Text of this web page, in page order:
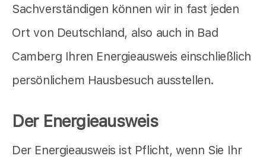
Sachverständigen können wir in fast jeden
Ort von Deutschland, also auch in Bad
Camberg Ihren Energieausweis einschließlich
persönlichem Hausbesuch ausstellen.
Der Energieausweis
Der Energieausweis ist Pflicht, wenn Sie Ihr